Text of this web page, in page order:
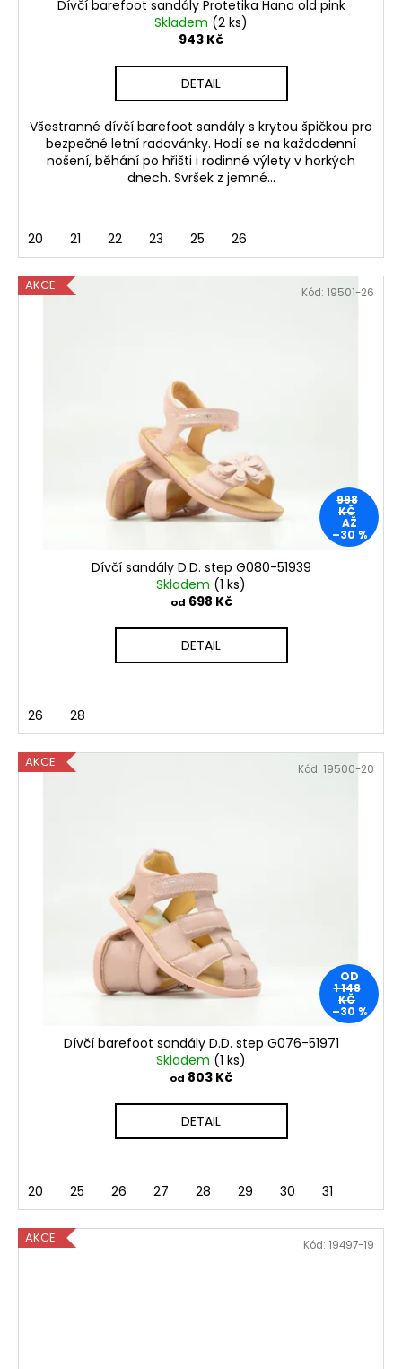
Dívčí barefoot sandály Protetika Hana old pink
Skladem (2 ks)
943 Kč
DETAIL
Všestranné dívčí barefoot sandály s krytou špičkou pro
bezpečné letní radovánky. Hodí se na každodenní
nošení, běhání po hřišti i rodinné výlety v horkých
dnech. Svršek z jemné...
20 21 22 23 25 26
AKCE
998
KČ
AŽ
–30 %
Dívčí sandály D.D. step G080-51939
Skladem (1 ks)
od 698 Kč
DETAIL
26 28
Kód: 19501-26
AKCE
OD
1 148
KČ
–30 %
Dívčí barefoot sandály D.D. step G076-51971
Skladem (1 ks)
od 803 Kč
DETAIL
20 25 26 27 28 29 30 31
Kód: 19500-20
AKCE Kód: 19497-19